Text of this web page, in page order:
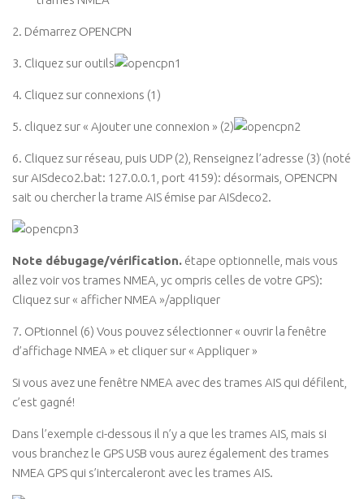
2. Démarrez OPENCPN
3. Cliquez sur outils
4. Cliquez sur connexions (1)
5. cliquez sur « Ajouter une connexion » (2)
6. Cliquez sur réseau, puis UDP (2), Renseignez l’adresse (3) (noté
sur AISdeco2.bat: 127.0.0.1, port 4159): désormais, OPENCPN
sait ou chercher la trame AIS émise par AISdeco2.
Note débugage/vérification. étape optionnelle, mais vous
allez voir vos trames NMEA, yc ompris celles de votre GPS):
Cliquez sur « afficher NMEA »/appliquer
7. OPtionnel (6) Vous pouvez sélectionner « ouvrir la fenêtre
d’affichage NMEA » et cliquer sur « Appliquer »
Si vous avez une fenêtre NMEA avec des trames AIS qui défilent,
c’est gagné!
Dans l’exemple ci-dessous il n’y a que les trames AIS, mais si
vous branchez le GPS USB vous aurez également des trames
NMEA GPS qui s’intercaleront avec les trames AIS.